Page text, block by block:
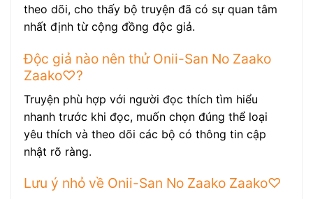
theo dõi, cho thấy bộ truyện đã có sự quan tâm
nhất định từ cộng đồng độc giả.
Độc giả nào nên thử Onii-San No Zaako
Zaako♡?
Truyện phù hợp với người đọc thích tìm hiểu
nhanh trước khi đọc, muốn chọn đúng thể loại
yêu thích và theo dõi các bộ có thông tin cập
nhật rõ ràng.
Lưu ý nhỏ về Onii-San No Zaako Zaako♡